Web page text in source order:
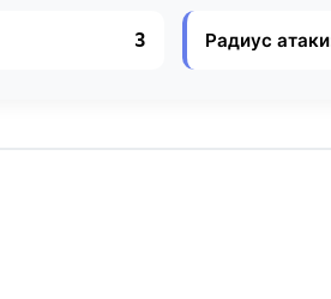
3 Радиус